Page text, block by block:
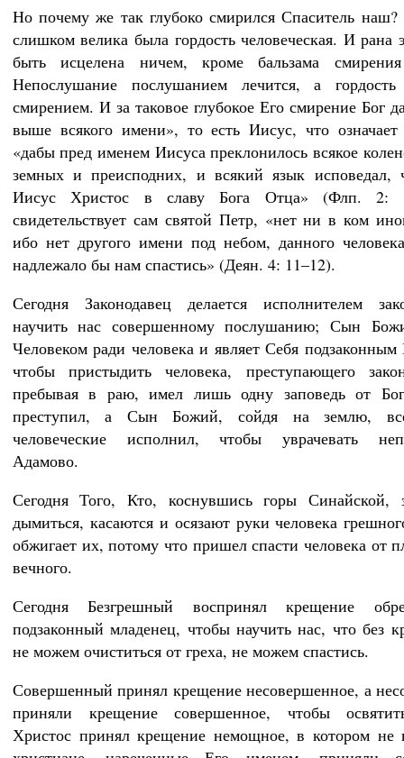
Но почему же так глубоко смирился Спаситель
слишком велика была гордость человеческая. И рана
быть исцелена ничем, кроме бальзама
Непослушание послушанием лечится, а гордость
смирением. И за таковое глубокое Его смирение Бог
выше всякого имени», то есть Иисус, что
«дабы пред именем Иисуса преклонилось всякое
земных и преисподних, и всякий язык исповедал,
Иисус Христос в славу Бога Отца» (Флп. 2:
свидетельствует сам святой Петр, «нет ни в ком
ибо нет другого имени под небом, данного
надлежало бы нам спастись» (Деян. 4: 11–12).
Сегодня Законодавец делается исполнителем
научить нас совершенному послушанию; Сын
Человеком ради человека и являет Себя
чтобы пристыдить человека, преступающего
пребывая в раю, имел лишь одну заповедь от
преступил, а Сын Божий, сойдя на землю,
человеческие исполнил, чтобы уврачевать
Адамово.
Сегодня Того, Кто, коснувшись горы Синайской,
дымиться, касаются и осязают руки человека
обжигает их, потому что пришел спасти человека от
вечного.
Сегодня Безгрешный воспринял крещение
подзаконный младенец, чтобы научить нас, что без
не можем очиститься от греха, не можем спастись.
Совершенный принял крещение несовершенное, а
приняли крещение совершенное, чтобы
Христос принял крещение немощное, в котором не